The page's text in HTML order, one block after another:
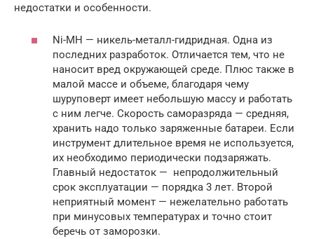
недостатки и особенности.
Ni-MH — никель-металл-гидридная. Одна из
последних разработок. Отличается тем, что не
наносит вред окружающей среде. Плюс также в
малой массе и объеме, благодаря чему
шуруповерт имеет небольшую массу и работать
с ним легче. Скорость саморазряда — средняя,
хранить надо только заряженные батареи. Если
инструмент длительное время не используется,
их необходимо периодически подзаряжать.
Главный недостаток — непродолжительный
срок эксплуатации — порядка 3 лет. Второй
неприятный момент — нежелательно работать
при минусовых температурах и точно стоит
беречь от заморозки.